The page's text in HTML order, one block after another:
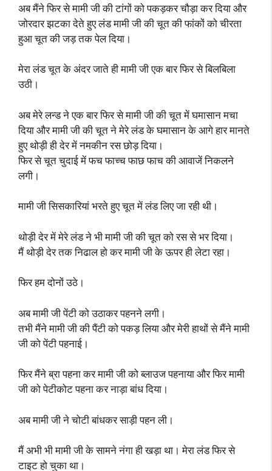
अब मैंने फिर से मामी जी की टांगों को पकड़कर चौड़ा कर दिया और
जोरदार झटका देते हुए लंड मामी जी की चूत की फांकों को चीरता
हुआ चूत की जड़ तक पेल दिया।
मेरा लंड चूत के अंदर जाते ही मामी जी एक बार फिर से बिलबिला
उठी।
अब मेरे लन्ड ने एक बार फिर से मामी जी की चूत में घमासान मचा
दिया और मामी जी की चूत ने मेरे लंड के घमासान के आगे हार मानते
हुए थोड़ी ही देर में नमकीन रस छोड़ दिया।
फिर से चूत चुदाई में फच फाच्च फाछ फाच की आवाजें निकलने
लगी।
मामी जी सिसकारियां भरते हुए चूत में लंड लिए जा रही थी।
थोड़ी देर में मेरे लंड ने भी मामी जी की चूत को रस से भर दिया।
मैं थोड़ी देर तक निढाल हो कर मामी जी के ऊपर ही लेटा रहा।
फिर हम दोनों उठे।
अब मामी जी पेंटी को उठाकर पहनने लगी।
तभी मैंने मामी जी की पैंटी को पकड़ लिया और मेरी हाथों से मैंने मामी
जी को पेंटी पहनाई।
फिर मैंने ब्रा पहना कर मामी जी को ब्लाउज पहनाया और फिर मामी
जी को पेटीकोट पहना कर नाड़ा बांध दिया।
अब मामी जी ने चोटी बांधकर साड़ी पहन ली।
मैं अभी भी मामी जी के सामने नंगा ही खड़ा था। मेरा लंड फिर से
टाइट हो चुका था।